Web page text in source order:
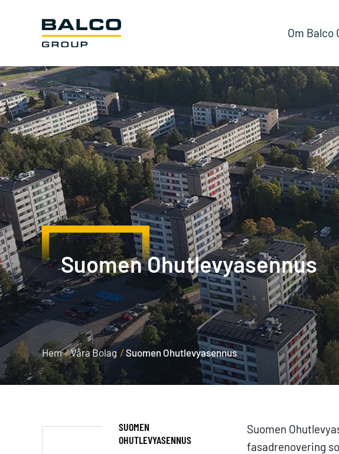
Om Balco
Suomen Ohutlevyasennus
Hem Våra Bolag Suomen Ohutlevyasennus
SUOMEN
OHUTLEVYASENNUS
Suomen
fasadrenovering